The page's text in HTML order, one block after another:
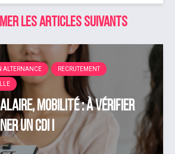
les articles suivants
ALTERNANCE RECRUTEMENT
mobilité : à vérifier
un CDI !